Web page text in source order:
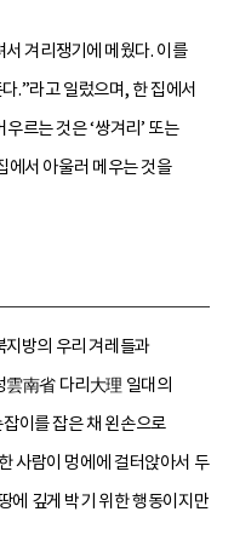
겨리쟁기에 메웠다. 이를
.”라고 일렀으며, 한 집에서
르는 것은 ‘쌍겨리’ 또는
에서 아울러 메우는 것을
지방의 우리 겨레들과
雲南省 다리大理 일대의
이를 잡은 채 왼손으로
사람이 멍에에 걸터앉아서 두
에 깊게 박기 위한 행동이지만